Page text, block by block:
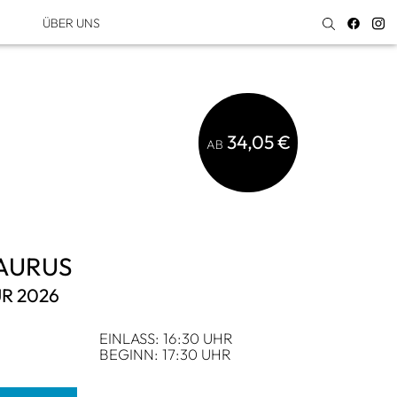
ÜBER UNS
2026
EIN­LASS: 16:30 UHR
BEGINN: 17:30 UHR
AB 34,05 €